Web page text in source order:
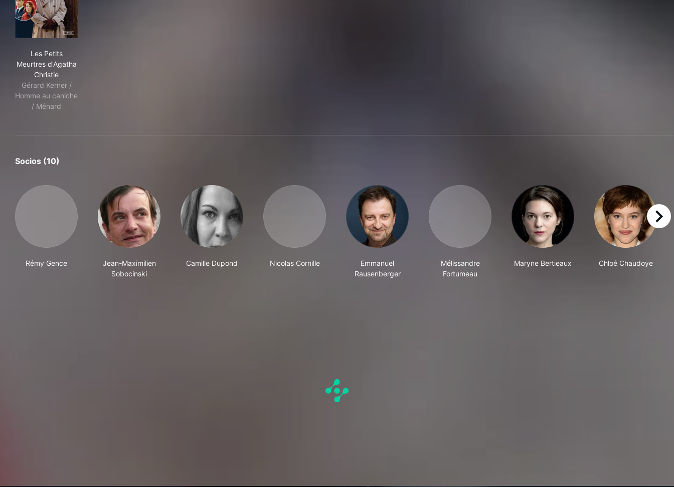
Les Petits
Meurtres d'Agatha
Christie
Gérard Kerner /
Homme au caniche
/ Ménard
Socios (10)
Rémy Gence
Jean-Maximilien
Sobocinski
Camille Dupond Nicolas Cornille
Emmanuel
Rausenberger
Mélissandre
Fortumeau
Maryne Bertieaux Chloé Chaudoye
right